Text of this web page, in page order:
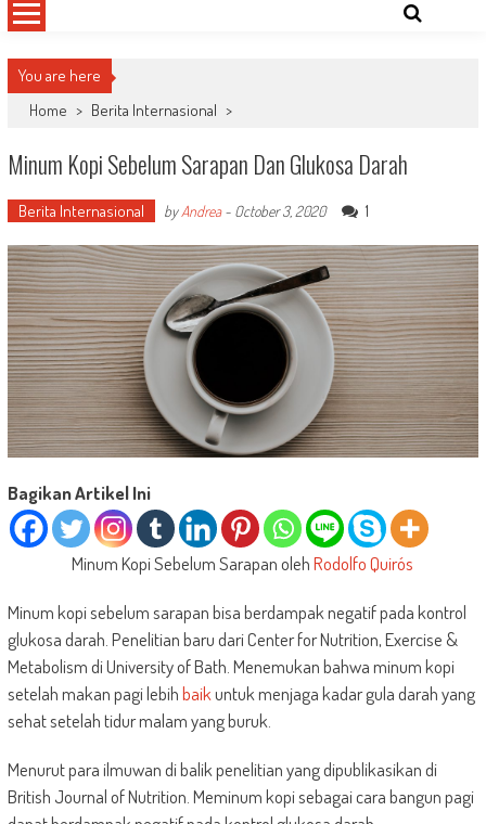
You are here
Home > Berita Internasional >
Minum Kopi Sebelum Sarapan Dan Glukosa Darah
Berita Internasional byAndrea- October 3, 2020 1
Bagikan Artikel Ini
Minum Kopi Sebelum Sarapan olehRodolfo Quirós
Minum kopi sebelum sarapan bisa berdampak negatif pada kontrol
glukosa darah. Penelitian baru dari Center for Nutrition, Exercise &
Metabolism di University of Bath. Menemukan bahwa minum kopi
setelah makan pagi lebihbaikuntuk menjaga kadar gula darah yang
sehat setelah tidur malam yang buruk.
Menurut para ilmuwan di balik penelitian yang dipublikasikan di
British Journal of Nutrition. Meminum kopi sebagai cara bangun pagi